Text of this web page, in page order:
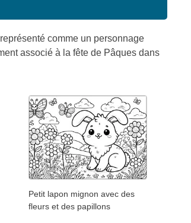
comme un personnage
associé à la fête de Pâques dans
Petit lapon mignon avec des
fleurs et des papillons